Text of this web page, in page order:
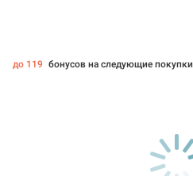
до 119 бонусов на следующие покупки